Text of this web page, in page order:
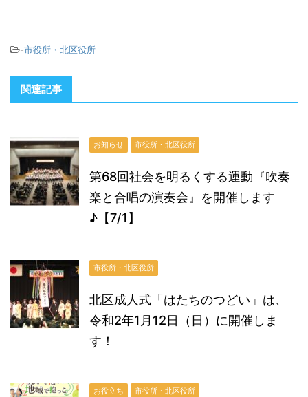
-市役所・北区役所
関連記事
お知らせ 市役所・北区役所
第68回社会を明るくする運動『吹奏
楽と合唱の演奏会』を開催します
♪【7/1】
市役所・北区役所
北区成人式「はたちのつどい」は、
令和2年1月12日（日）に開催しま
す！
お役立ち 市役所・北区役所